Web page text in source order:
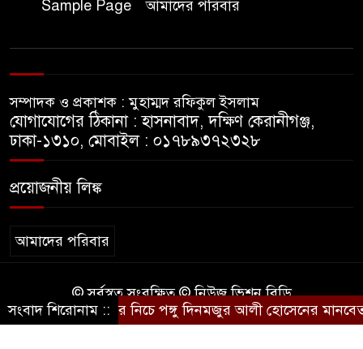
মেসির বাবা না ফেরার দেশে
Sample Page আমাদের পরিবার
সম্পাদক ও প্রকাশক : মুহাম্মদ রফিকুল ইসলাম
যোগাযোগের ঠিকানা : হাসনাবাদ, দক্ষিণ কেরানীগঞ্জ,
ঢাকা-১৩১০, মোবাইল : ০১৭৮৯৩৭২৩২৮
প্রয়োজনীয় লিঙ্ক
আমাদের পরিবার
© সর্বস্বত্ব সংরক্ষিত © নিউজ ভিশন বিডি
কারিগরি সহযোগিতায়ঃBD IT
সংবাদ শিরোনাম ::
পলিথিনের ছাউনির নিচে পঙ্গু দিনমজুর আলী হোসেনের মানবেতর